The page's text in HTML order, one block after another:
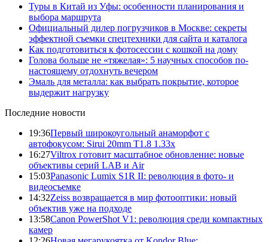
Туры в Китай из Уфы: особенности планирования и
выбора маршрута
Официальный дилер погрузчиков в Москве: секреты
эффектной съемки спецтехники для сайта и каталога
Как подготовиться к фотосессии с кошкой на дому
Голова больше не «тяжелая»: 5 научных способов по-
настоящему отдохнуть вечером
Эмаль для металла: как выбрать покрытие, которое
выдержит нагрузку
Последние новости
19:36Первый широкоугольный анаморфот с
автофокусом: Sirui 20mm T1.8 1.33x
16:27Viltrox готовит масштабное обновление: новые
объективы серий LAB и Air
15:03Panasonic Lumix S1R II: революция в фото- и
видеосъемке
14:32Zeiss возвращается в мир фотооптики: новый
объектив уже на подходе
13:58Canon PowerShot V1: революция среди компактных
камер